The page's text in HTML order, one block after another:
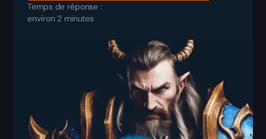
Temps de réponse :
environ 2 minutes